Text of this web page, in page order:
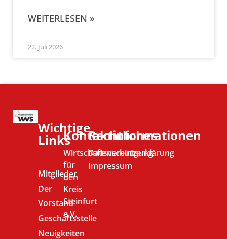
WEITERLESEN »
22. Juli 2026
Wichtige
Links
Mitglieder
Der
Vorstand
Geschäftsstelle
Neuigkeiten
Kontaktinformationen
Wirtschaftsvereinigung
für
den
Kreis
Steinfurt
e.V.
Rechtliches
Datenschutzerklärung
Impressum